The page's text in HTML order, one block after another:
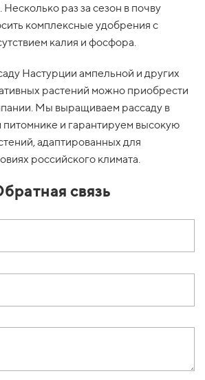
раз за сезон в почву
комплексные удобрения с
калия и фосфора.
Настурции ампельной и других
растений можно приобрести
Мы выращиваем рассаду в
питомнике и гарантируем высокую
адаптированных для
российского климата.
связь